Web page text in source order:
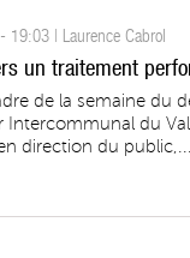
19:03 | Laurence Cabrol
un traitement
de la semaine du
Intercommunal du
direction du